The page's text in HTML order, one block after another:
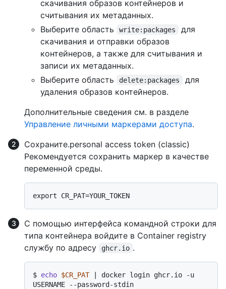
скачивания образов контейнеров и
считывания их метаданных.
Выберите область
write:packages
для
скачивания и отправки образов
контейнеров, а также для считывания и
записи их метаданных.
Выберите область
delete:packages
для
удаления образов контейнеров.
Дополнительные сведения см. в разделе
Управление личными маркерами доступа.
Сохраните.personal access token (classic)
Рекомендуется сохранить маркер в качестве
переменной среды.
С помощью интерфейса командной строки для
типа контейнера войдите в Container registry
службу по адресу
ghcr.io .
$ echo $CR_PAT | docker login ghcr.io -u
USERNAME --password-stdin